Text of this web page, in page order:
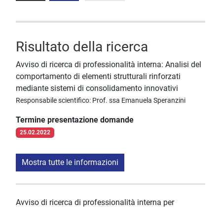
Risultato della ricerca
Avviso di ricerca di professionalità interna: Analisi del
comportamento di elementi strutturali rinforzati
mediante sistemi di consolidamento innovativi
Responsabile scientifico: Prof. ssa Emanuela Speranzini
Termine presentazione domande
25.02.2022
Mostra tutte le informazioni
Avviso di ricerca di professionalità interna per